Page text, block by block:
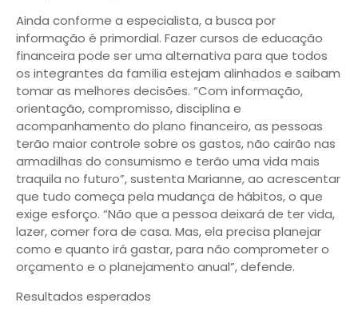
Ainda conforme a especialista, a busca por
informação é primordial. Fazer cursos de educação
financeira pode ser uma alternativa para que todos
os integrantes da família estejam alinhados e saibam
tomar as melhores decisões. “Com informação,
orientação, compromisso, disciplina e
acompanhamento do plano financeiro, as pessoas
terão maior controle sobre os gastos, não cairão nas
armadilhas do consumismo e terão uma vida mais
traquila no futuro”, sustenta Marianne, ao acrescentar
que tudo começa pela mudança de hábitos, o que
exige esforço. “Não que a pessoa deixará de ter vida,
lazer, comer fora de casa. Mas, ela precisa planejar
como e quanto irá gastar, para não comprometer o
orçamento e o planejamento anual”, defende.
Resultados esperados